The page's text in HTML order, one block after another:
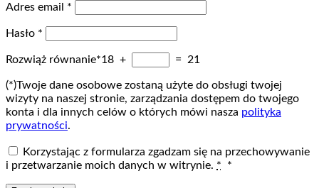
Adres email *
Hasło *
Rozwiąż równanie*18 + = 21
(*)Twoje dane osobowe zostaną użyte do obsługi twojej
wizyty na naszej stronie, zarządzania dostępem do twojego
konta i dla innych celów o których mówi nasza polityka
prywatności.
Korzystając z formularza zgadzam się na przechowywanie
i przetwarzanie moich danych w witrynie. * *